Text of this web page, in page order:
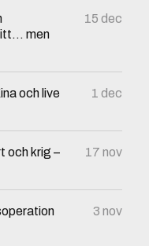
men
15 dec
och live
1 dec
och krig –
17 nov
3 nov